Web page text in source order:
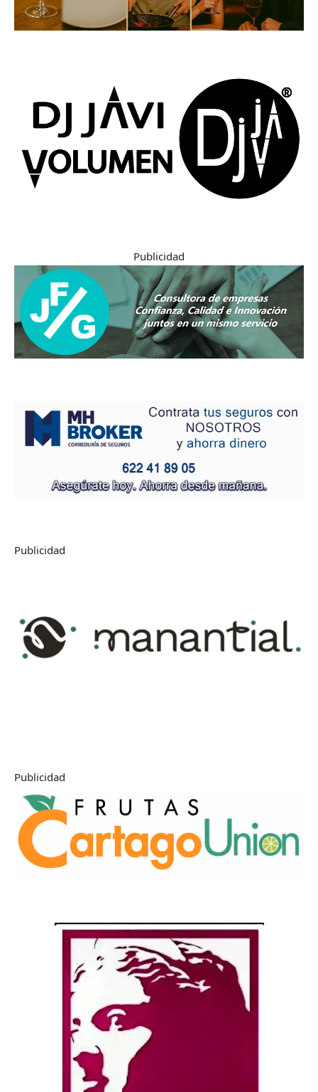
Publicidad
Publicidad
Publicidad